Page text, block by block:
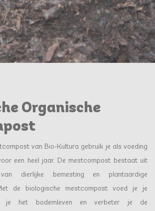
Organische
van Bio-Kultura gebruik je als voeding
een heel jaar. De mestcompost bestaat uit
dierlijke bemesting en plantaardige
de biologische mestcompost voed je je
je het bodemleven en verbeter je de